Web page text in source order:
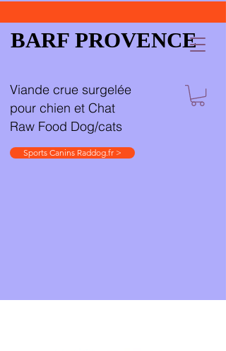
BARF PROVENCE
Viande crue surgelée
pour chien et Chat
Raw Food Dog/cats
Sports Canins Raddog.fr >